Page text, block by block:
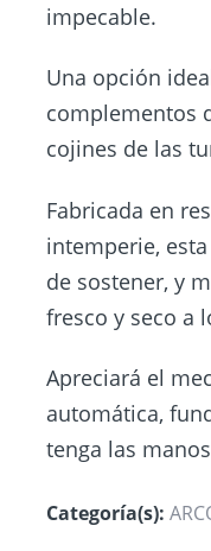
impecable.
Una opción
complementos
cojines de las
Fabricada en
intemperie,
de sostener, y
fresco y seco a
Apreciará el
automática,
tenga las
Categoría(s):